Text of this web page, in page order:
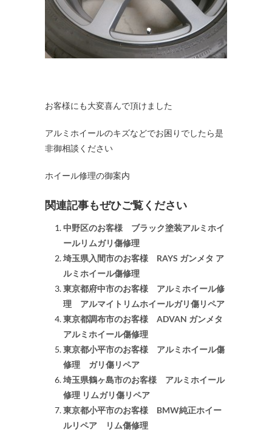
お客様にも大変喜んで頂けました
アルミホイールのキズなどでお困りでしたら是
非御相談ください
ホイール修理の御案内
関連記事もぜひご覧ください
中野区のお客様 ブラック塗装アルミホイ
ールリムガリ傷修理
埼玉県入間市のお客様 RAYS ガンメタ ア
ルミホイール傷修理
東京都府中市のお客様 アルミホイール修
理 アルマイトリムホイールガリ傷リペア
東京都調布市のお客様 ADVAN ガンメタ
アルミホイール傷修理
東京都小平市のお客様 アルミホイール傷
修理 ガリ傷リペア
埼玉県鶴ヶ島市のお客様 アルミホイール
修理 リムガリ傷リペア
東京都小平市のお客様 BMW純正ホイー
ルリペア リム傷修理